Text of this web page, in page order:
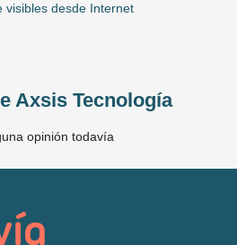
visibles desde Internet
Axsis Tecnología
opinión todavía